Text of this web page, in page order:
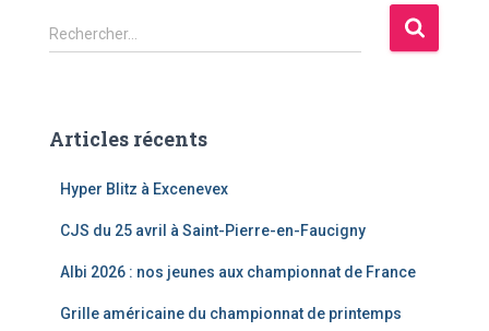
R
e
r
Rechercher…
Articles récents
Hyper Blitz à Excenevex
CJS du 25 avril à Saint-Pierre-en-Faucigny
Albi 2026 : nos jeunes aux championnat de France
Grille américaine du championnat de printemps